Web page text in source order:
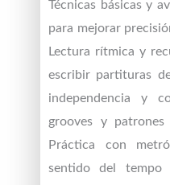
Técnicas básicas y
para mejorar
Lectura rítmica y
escribir partituras
independencia y
grooves y
Práctica con
sentido del